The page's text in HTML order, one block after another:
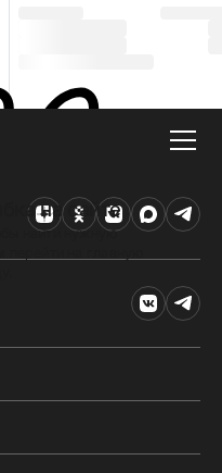
на сайте
найти нужную